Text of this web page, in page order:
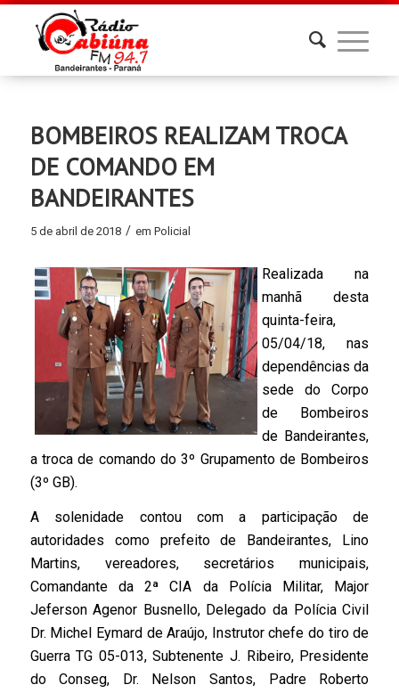
BOMBEIROS REALIZAM TROCA
DE COMANDO EM
BANDEIRANTES
5 de abril de 2018 / em Policial
Realizada na
manhã desta
quinta-feira,
05/04/18, nas
dependências da
sede do Corpo
de Bombeiros
de Bandeirantes,
a troca de comando do 3º Grupamento de Bombeiros
(3º GB).
A solenidade contou com a participação de
autoridades como prefeito de Bandeirantes, Lino
Martins, vereadores, secretários municipais,
Comandante da 2ª CIA da Polícia Militar, Major
Jeferson Agenor Busnello, Delegado da Polícia Civil
Dr. Michel Eymard de Araújo, Instrutor chefe do tiro de
Guerra TG 05-013, Subtenente J. Ribeiro, Presidente
do Conseg, Dr. Nelson Santos, Padre Roberto